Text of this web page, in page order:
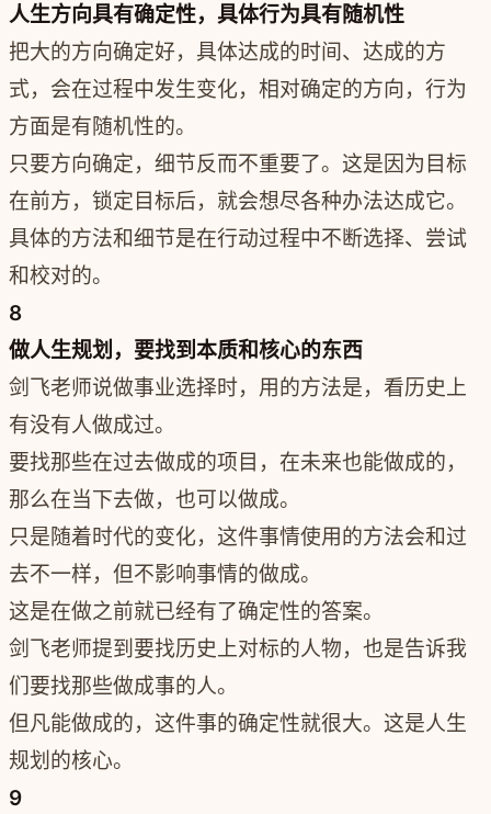
人生方向具有确定性，具体行为具有随机性
把大的方向确定好，具体达成的时间、达成的方
式，会在过程中发生变化，相对确定的方向，行为
方面是有随机性的。
只要方向确定，细节反而不重要了。这是因为目标
在前方，锁定目标后，就会想尽各种办法达成它。
具体的方法和细节是在行动过程中不断选择、尝试
和校对的。
8
做人生规划，要找到本质和核心的东西
剑飞老师说做事业选择时，用的方法是，看历史上
有没有人做成过。
要找那些在过去做成的项目，在未来也能做成的，
那么在当下去做，也可以做成。
只是随着时代的变化，这件事情使用的方法会和过
去不一样，但不影响事情的做成。
这是在做之前就已经有了确定性的答案。
剑飞老师提到要找历史上对标的人物，也是告诉我
们要找那些做成事的人。
但凡能做成的，这件事的确定性就很大。这是人生
规划的核心。
9